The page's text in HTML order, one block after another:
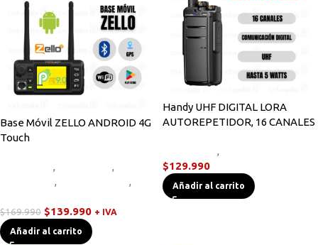
Base Móvil ZELLO ANDROID 4G
Touch
, ,
,
,
$169.990 $139.990 + IVA
Añadir al carrito
Handy UHF DIGITAL LORA
AUTOREPETIDOR, 16 CANALES
,
$129.990
Añadir al carrito